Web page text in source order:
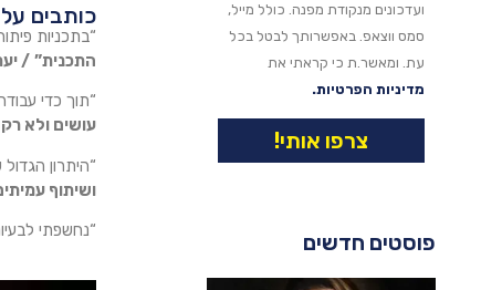
ועדכונים מנקודת מפנה. כולל מייל,
סמס ווצאפ. באפשרותך לבטל בכל
עת. ומאשר.ת כי קראתי את
מדיניות הפרטיות.
צרפו אותי!
פוסטים חדשים
כותבים
“בתכניות
התכנית” /
“תוך כדי
עושים ולא
“היתרון
ושיתוף
“נחשפתי